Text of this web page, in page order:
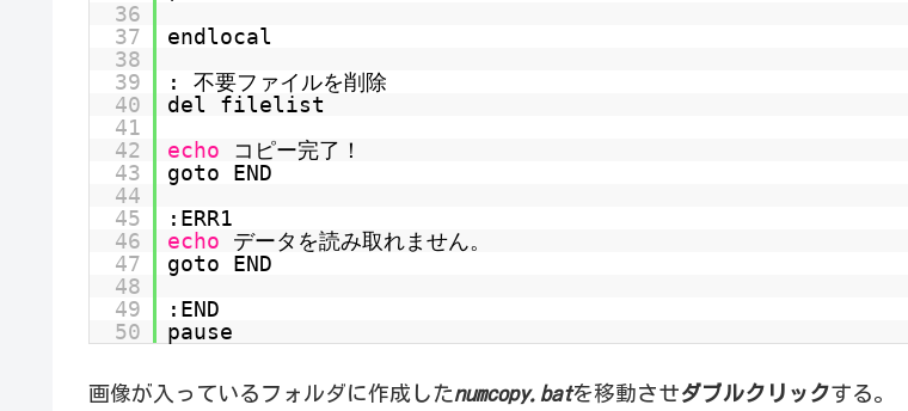
36
37
endlocal
38
39
: 不要ファイルを削除
40
del filelist
41
42
echo
コピー完了！
43
goto END
44
45
:ERR1
46
echo
データを読み取れません。
47
goto END
48
49
:END
50
pause
画像が入っているフォルダに作成したnumcopy.batを移動させダブルクリックする。